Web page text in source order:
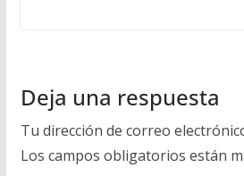
Deja una respuesta
Tu dirección de correo
Los campos obligatorios están